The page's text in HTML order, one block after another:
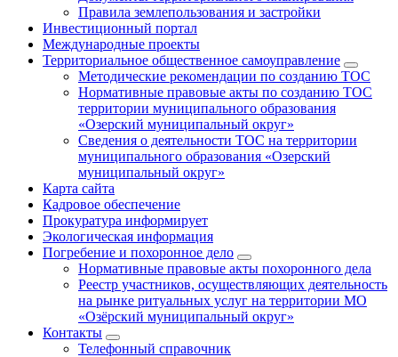
Правила землепользования и застройки
Инвестиционный портал
Международные проекты
Территориальное общественное самоуправление
Методические рекомендации по созданию ТОС
Нормативные правовые акты по созданию ТОС
территории муниципального образования
«Озерский муниципальный округ»
Сведения о деятельности ТОС на территории
муниципального образования «Озерский
муниципальный округ»
Карта сайта
Кадровое обеспечение
Прокуратура информирует
Экологическая информация
Погребение и похоронное дело
Нормативные правовые акты похоронного дела
Реестр участников, осуществляющих деятельность
на рынке ритуальных услуг на территории МО
«Озёрский муниципальный округ»
Контакты
Телефонный справочник